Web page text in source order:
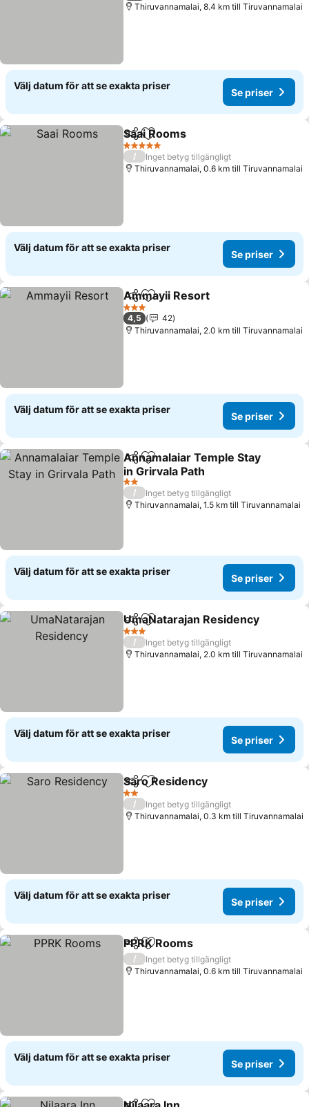
Thiruvannamalai, 8.4 km till Tiruvannamalai
Välj datum för att se exakta priser
Se priser
Dela Lägg till i Mina Favoriter
Saai Rooms
5 Stjärnor
/
Inget betyg tillgängligt
Thiruvannamalai, 0.6 km till Tiruvannamalai
Välj datum för att se exakta priser
Se priser
Dela Lägg till i Mina Favoriter
Ammayii Resort
3 Stjärnor
4,5
42
Thiruvannamalai, 2.0 km till Tiruvannamalai
Välj datum för att se exakta priser
Se priser
Dela Lägg till i Mina Favoriter
Annamalaiar Temple Stay
in Grirvala Path
Se priser
2 Stjärnor
/
Inget betyg tillgängligt
Thiruvannamalai, 1.5 km till Tiruvannamalai
Välj datum för att se exakta priser
Se priser
Dela Lägg till i Mina Favoriter
UmaNatarajan Residency
3 Stjärnor
/
Inget betyg tillgängligt
Thiruvannamalai, 2.0 km till Tiruvannamalai
Välj datum för att se exakta priser
Se priser
Dela Lägg till i Mina Favoriter
Saro Residency
2 Stjärnor
/
Inget betyg tillgängligt
Thiruvannamalai, 0.3 km till Tiruvannamalai
Välj datum för att se exakta priser
Se priser
Dela Lägg till i Mina Favoriter
PPRK Rooms
/
Inget betyg tillgängligt
Thiruvannamalai, 0.6 km till Tiruvannamalai
Välj datum för att se exakta priser
Se priser